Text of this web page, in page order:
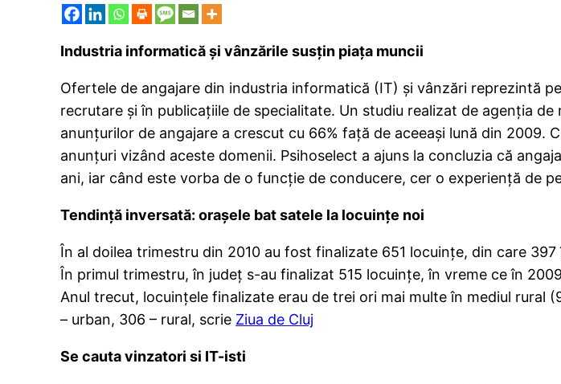
Industria informatică şi vânzările susţin piaţa muncii
Ofertele de angajare din industria informatică (IT) şi vânzări reprezintă
recrutare şi în publicaţiile de specialitate. Un studiu realizat de agenţia
anunţurilor de angajare a crescut cu 66% faţă de aceeaşi lună din
anunţuri vizând aceste domenii. Psihoselect a ajuns la concluzia că
ani, iar când este vorba de o funcţie de conducere, cer o experienţă de
Tendinţă inversată: oraşele bat satele la locuinţe noi
În al doilea trimestru din 2010 au fost finalizate 651 locuinţe, din care
În primul trimestru, în judeţ s-au finalizat 515 locuinţe, în vreme ce în
Anul trecut, locuinţele finalizate erau de trei ori mai multe în mediul rural
– urban, 306 – rural, scrie Ziua de Cluj
Se cauta vinzatori si IT-isti